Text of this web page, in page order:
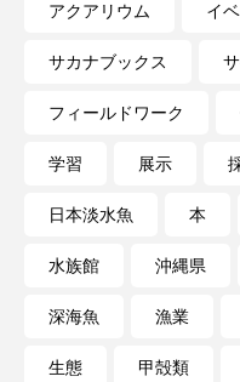
アクアリウム イ
サカナブックス
フィールドワーク
学習 展示
日本淡水魚 本
水族館 沖縄県
深海魚 漁業
生態 甲殻類